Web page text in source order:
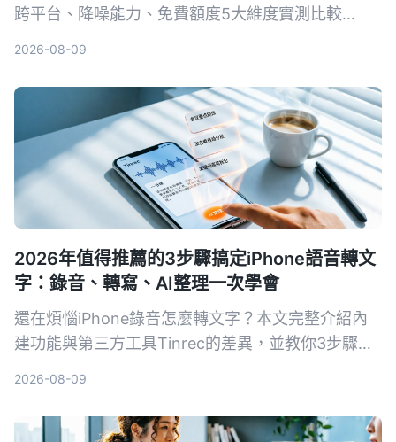
跨平台、降噪能力、免費額度5大維度實測比較
2026-08-09
2026年值得推薦的3步驟搞定iPhone語音轉文
字：錄音、轉寫、AI整理一次學會
還在煩惱iPhone錄音怎麼轉文字？本文完整介紹內
建功能與第三方工具Tinrec的差異，並教你3步驟輕
2026-08-09